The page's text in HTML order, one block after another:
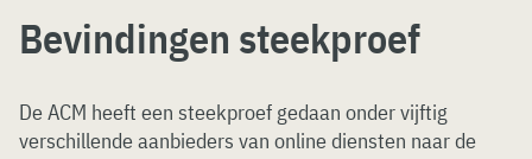
Bevindingen steekproef
De ACM heeft een steekproef gedaan onder vijftig
verschillende aanbieders van online diensten naar de